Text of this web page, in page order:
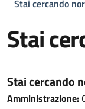
Stai cercando
Stai
Stai cercando
Amministrazione: